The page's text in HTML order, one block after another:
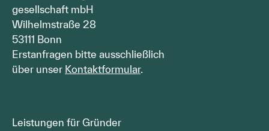
gesellschaft mbH
Wilhelmstraße 28
53111 Bonn
Erstanfragen bitte ausschließlich
über unser Kontaktformular.
Leistungen für Gründer